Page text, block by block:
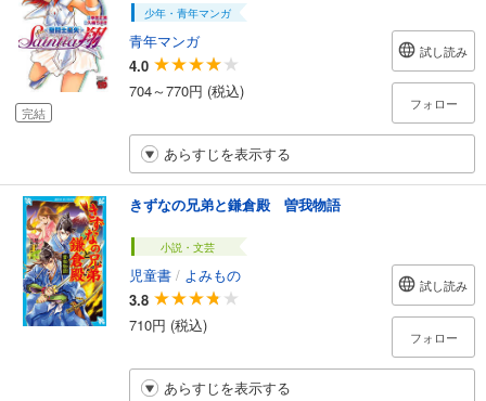
完結
少年・青年マンガ
青年マンガ
4.0
704～770円 (税込)
試し読み
フォロー
あらすじを表示する
きずなの兄弟と鎌倉殿 曽我物語
小説・文芸
児童書 / よみもの
3.8
710円 (税込)
試し読み
フォロー
あらすじを表示する